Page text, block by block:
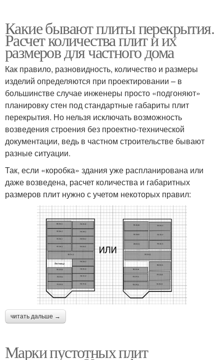
Какие бывают плиты перекрытия.
Расчет количества плит и их
размеров для частного дома
Как правило, разновидность, количество и размеры
изделий определяются при проектировании – в
большинстве случае инженеры просто «подгоняют»
планировку стен под стандартные габариты плит
перекрытия. Но нельзя исключать возможность
возведения строения без проектно-технической
документации, ведь в частном строительстве бывают
разные ситуации.
Так, если «коробка» здания уже распланирована или
даже возведена, расчет количества и габаритных
размеров плит нужно с учетом некоторых правил:
читать дальше →
Марки пустотных плит